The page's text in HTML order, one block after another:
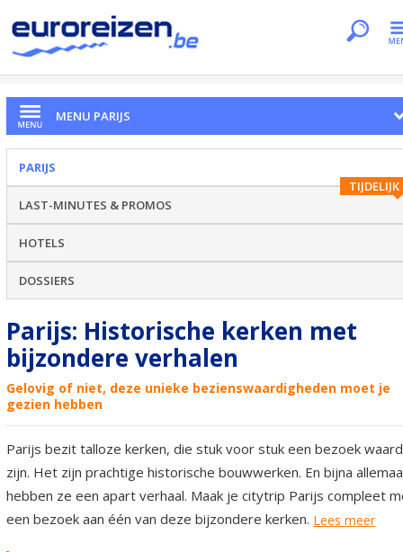
MENU PARIJS
PARIJS
TIJDELIJK
LAST-MINUTES & PROMOS
HOTELS
DOSSIERS
Parijs: Historische kerken met
bijzondere verhalen
Gelovig of niet, deze unieke bezienswaardigheden moet je
gezien hebben
Parijs bezit talloze kerken, die stuk voor stuk een bezoek waard
zijn. Het zijn prachtige historische bouwwerken. En bijna
hebben ze een apart verhaal. Maak je citytrip Parijs compleet
een bezoek aan één van deze bijzondere kerken. Lees meer